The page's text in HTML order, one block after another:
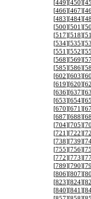
[449][450][
[466][467][
[483][484][
[500][501][
[517][518][
[534][535][
[551][552][
[568][569][
[585][586][
[602][603][
[619][620][
[636][637][
[653][654][
[670][671][
[687][688][
[704][705][
[721][722][
[738][739][
[755][756][
[772][773][
[789][790][
[806][807][
[823][824][
[840][841][